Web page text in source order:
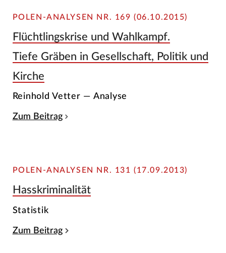
POLEN-ANALYSEN NR. 169 (06.10.2015)
Flüchtlingskrise und Wahlkampf.
Tiefe Gräben in Gesellschaft, Politik und
Kirche
Reinhold Vetter — Analyse
Zum Beitrag
POLEN-ANALYSEN NR. 131 (17.09.2013)
Hasskriminalität
Statistik
Zum Beitrag